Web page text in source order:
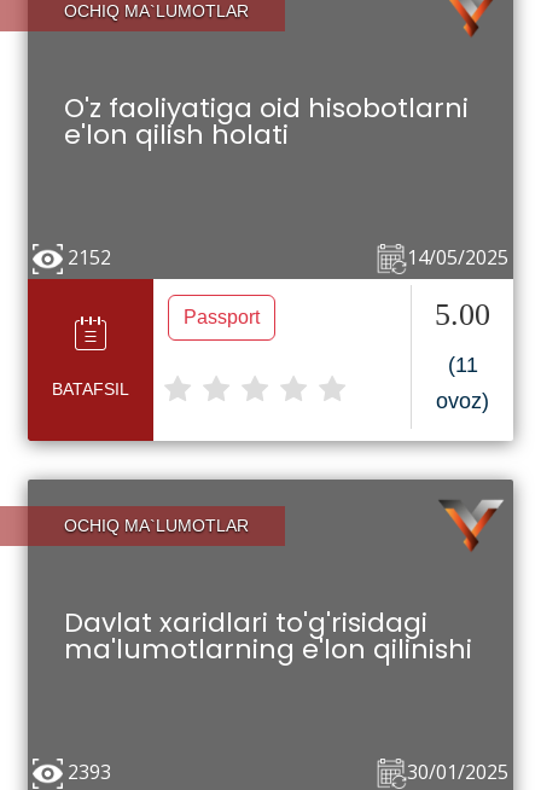
OCHIQ MA`LUMOTLAR
O'z faoliyatiga oid hisobotlarni
e'lon qilish holati
14/05/2025
2152
BATAFSIL
Passport 5.00
(11
ovoz)
OCHIQ MA`LUMOTLAR
Davlat xaridlari to'g'risidagi
ma'lumotlarning e'lon qilinishi
30/01/2025
2393